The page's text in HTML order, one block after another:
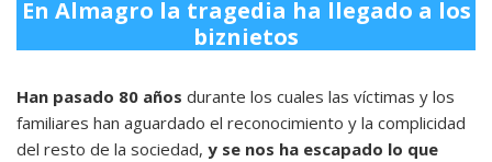
En Almagro la tragedia ha llegado a los
biznietos
Han pasado 80 años durante los cuales las víctimas y los
familiares han aguardado el reconocimiento y la complicidad
del resto de la sociedad, y se nos ha escapado lo que